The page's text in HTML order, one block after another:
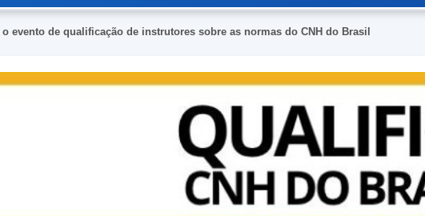
evento de qualificação de instrutores sobre as normas do CNH do Brasil